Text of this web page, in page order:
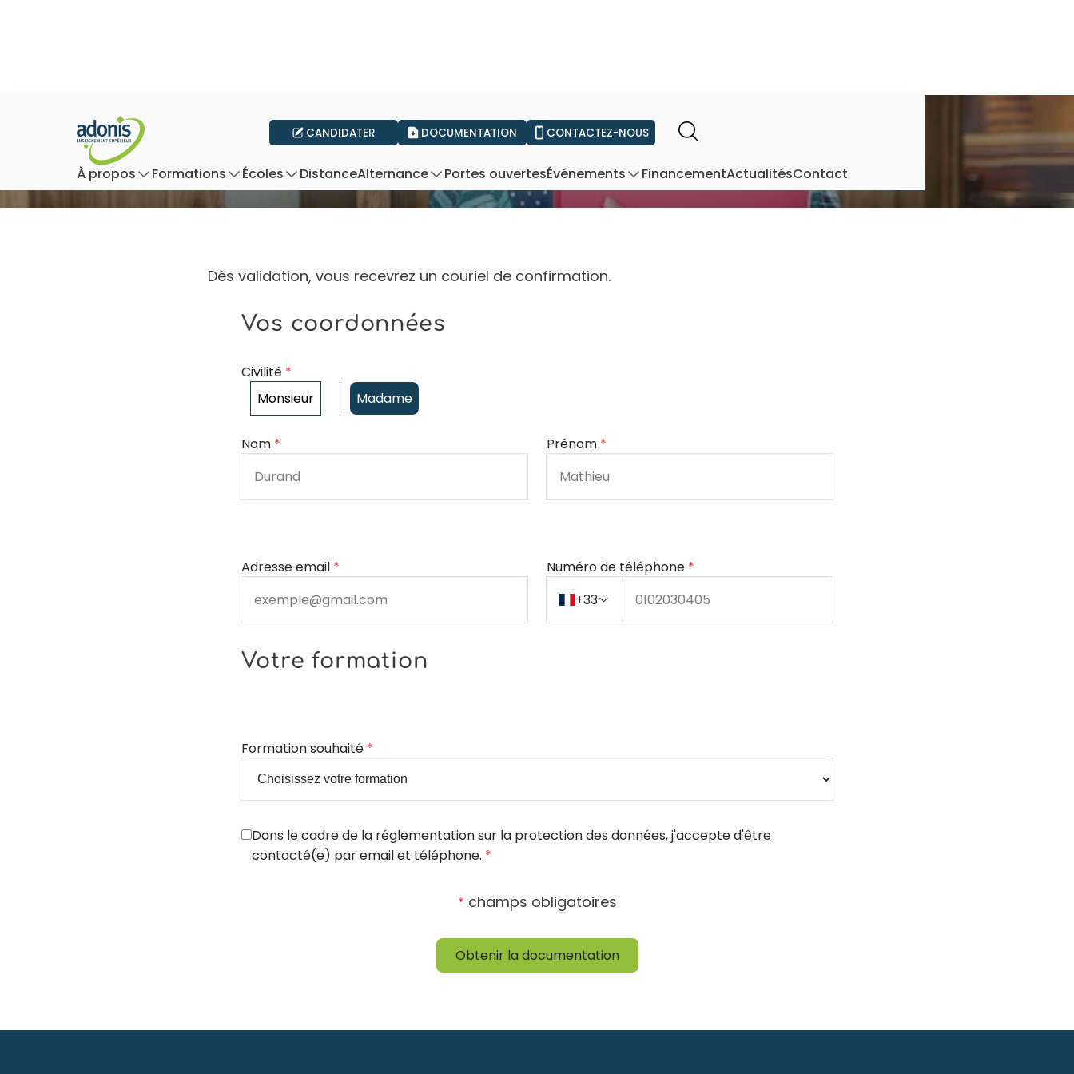
À propos Formations Écoles DistanceAlternance Portes ouvertesÉvénements FinancementActualitésContact
CANDIDATER DOCUMENTATION CONTACTEZ-NOUS
Demande de documentation
Dès validation, vous recevrez un couriel de confirmation.
Vos coordonnées
Civilité *
Monsieur
Madame
Nom * Prénom *
Adresse email * Numéro de téléphone *
+33
Votre formation
Formation souhaité *
Dans le cadre de la réglementation sur la protection des données, j'accepte d'être
contacté(e) par email et téléphone. *
* champs obligatoires
Obtenir la documentation